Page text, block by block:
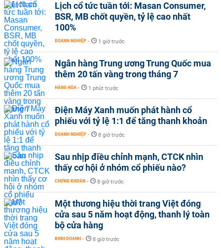
Lịch cổ tức tuần tới: Masan Consumer,
BSR, MB chốt quyền, tỷ lệ cao nhất
100%
DOANH NGHIỆP - 1 giờ trước
Ngân hàng Trung ương Trung Quốc mua
thêm 20 tấn vàng trong tháng 7
HÀNG HÓA - 1 phút trước
Điện Máy Xanh muốn phát hành cổ
phiếu với tỷ lệ 1:1 để tăng thanh khoản
DOANH NGHIỆP - 8 giờ trước
Sau nhịp điều chỉnh mạnh, CTCK nhìn
thấy cơ hội ở nhóm cổ phiếu nào?
CHỨNG KHOÁN - 8 giờ trước
Một thương hiệu thời trang Việt đóng
cửa sau 5 năm hoạt động, thanh lý toàn
bộ cửa hàng
KINH DOANH - 8 giờ trước